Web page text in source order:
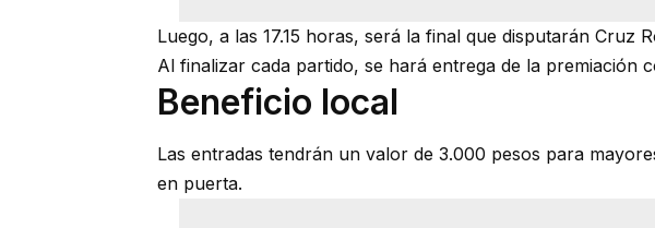
Luego, a las 17.15 horas, será la final que disputarán Cruz
Al finalizar cada partido, se hará entrega de la premiación
Beneficio local
Las entradas tendrán un valor de 3.000 pesos para
en puerta.